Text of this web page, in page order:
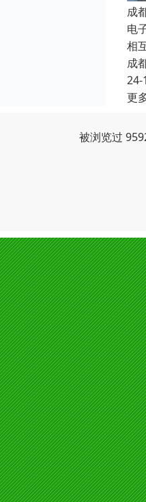
成
电
相
成
24-
更
被浏览过